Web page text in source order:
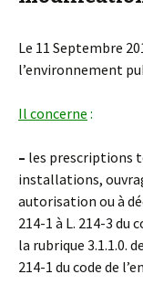
Le 11 Septembre
l’environnement
Il concerne :
– les prescriptions
installations,
autorisation ou à
214-1 à L. 214-3 du
la rubrique 3.1.1.0.
214-1 du code de